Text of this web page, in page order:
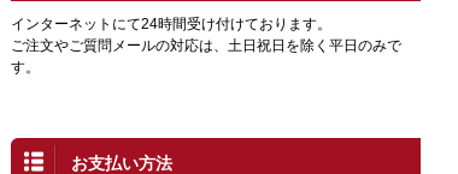
インターネットにて24時間受け付けております。
ご注文やご質問メールの対応は、土日祝日を除く平日のみで
す。
お支払い方法